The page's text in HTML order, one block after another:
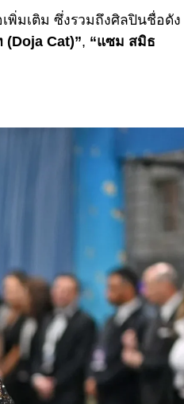
พิ่มเติม ซึ่งรวมถึงศิลปินชื่อดัง
(Doja Cat)”, “แซม สมิธ